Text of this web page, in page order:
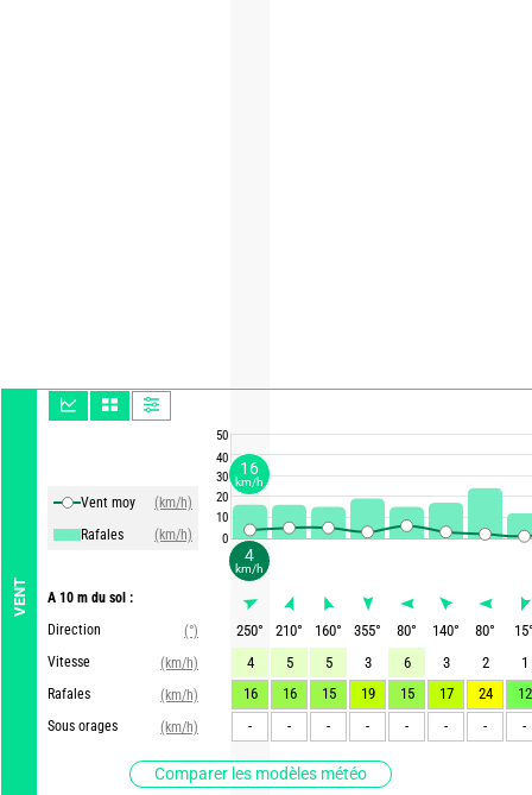
VENT
Vent moy
(km/h)
Rafales
(km/h)
A 10 m du sol :
Direction
(°)
Vitesse
(km/h)
Rafales
(km/h)
Sous orages
(km/h)
Comparer les modèles météo
50
40
30
20
10
0
250° 210° 160° 355° 80° 140° 80° 15
4
5 5 3 6 3 2
1
16
16 15 19 15 17 24
12
-
- - - - - - -
4
km/h
16
km/h